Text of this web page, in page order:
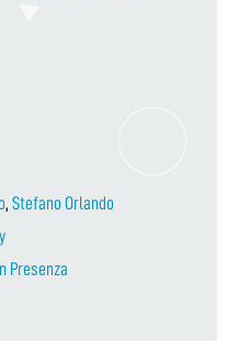
, Stefano Orlando
Presenza